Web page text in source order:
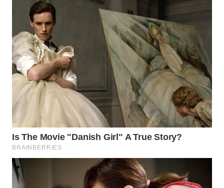
NIAS
WN
LANGKAT
WN
TAPANULI
SELATAN
TANJUNG
LESUNG
KARO